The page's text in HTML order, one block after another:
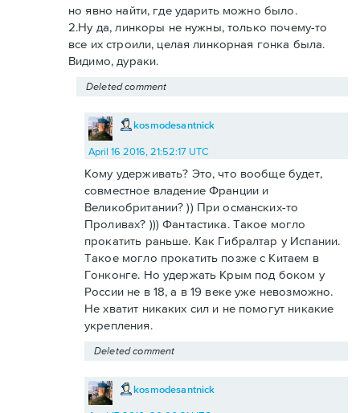
но явно найти, где ударить можно было.
2.Ну да, линкоры не нужны, только почему-то
все их строили, целая линкорная гонка была.
Видимо, дураки.
Deleted comment
kosmodesantnick
April 16 2016, 21:52:17 UTC
Кому удерживать? Это, что вообще будет,
совместное владение Франции и
Великобритании? )) При османских-то
Проливах? ))) Фантастика. Такое могло
прокатить раньше. Как Гибралтар у Испании.
Такое могло прокатить позже с Китаем в
Гонконге. Но удержать Крым под боком у
России не в 18, а в 19 веке уже невозможно.
Не хватит никаких сил и не помогут никакие
укрепления.
Deleted comment
kosmodesantnick